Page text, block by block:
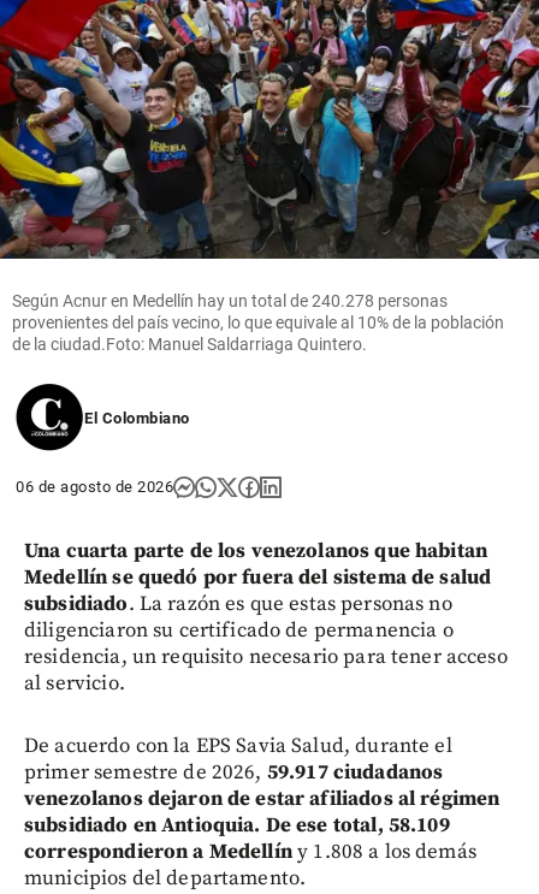
Según Acnur en Medellín hay un total de 240.278 personas
provenientes del país vecino, lo que equivale al 10% de la población
de la ciudad.Foto: Manuel Saldarriaga Quintero.
El Colombiano
06 de agosto de 2026
Una cuarta parte de los venezolanos que habitan
Medellín se quedó por fuera del sistema de salud
subsidiado. La razón es que estas personas no
diligenciaron su certificado de permanencia o
residencia, un requisito necesario para tener acceso
al servicio.
De acuerdo con la EPS Savia Salud, durante el
primer semestre de 2026, 59.917 ciudadanos
venezolanos dejaron de estar afiliados al régimen
subsidiado en Antioquia. De ese total, 58.109
correspondieron a Medellíny 1.808 a los demás
municipios del departamento.